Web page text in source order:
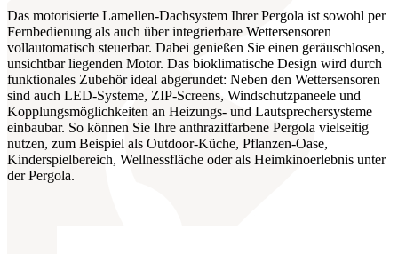
Das motorisierte Lamellen-Dachsystem Ihrer Pergola ist sowohl per
Fernbedienung als auch über integrierbare Wettersensoren
vollautomatisch steuerbar. Dabei genießen Sie einen geräuschlosen,
unsichtbar liegenden Motor. Das bioklimatische Design wird durch
funktionales Zubehör ideal abgerundet: Neben den Wettersensoren
sind auch LED-Systeme, ZIP-Screens, Windschutzpaneele und
Kopplungsmöglichkeiten an Heizungs- und Lautsprechersysteme
einbaubar. So können Sie Ihre anthrazitfarbene Pergola vielseitig
nutzen, zum Beispiel als Outdoor-Küche, Pflanzen-Oase,
Kinderspielbereich, Wellnessfläche oder als Heimkinoerlebnis unter
der Pergola.